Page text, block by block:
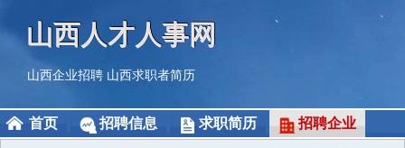
山西人才人事网
山西企业招聘 山西求职者简历
首页 招聘信息 求职简历 招聘企业